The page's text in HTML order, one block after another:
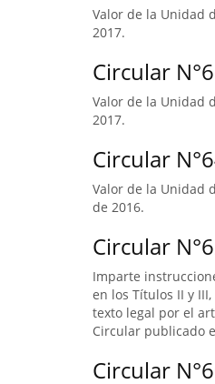
Valor de la Unidad
2017.
Circular
Valor de la Unidad
2017.
Circular
Valor de la Unidad
de 2016.
Circular
Imparte
en los Títulos II y
texto legal por el
Circular publicado
Circular